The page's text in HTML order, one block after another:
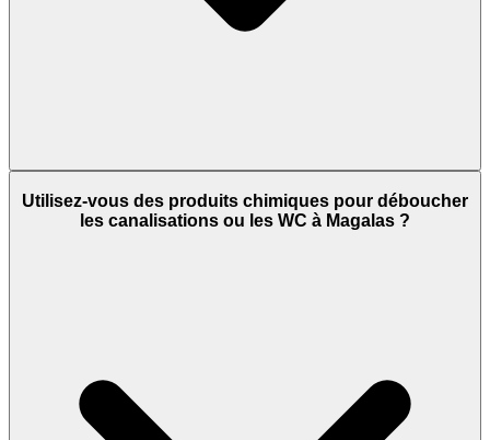
Utilisez-vous des produits chimiques pour déboucher
les canalisations ou les WC à Magalas ?